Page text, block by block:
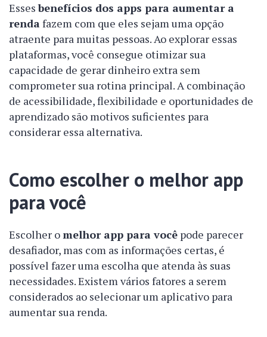
Essesbenefícios dos apps para aumentar a
rendafazem com que eles sejam uma opção
atraente para muitas pessoas. Ao explorar essas
plataformas, você consegue otimizar sua
capacidade de gerar dinheiro extra sem
comprometer sua rotina principal. A combinação
de acessibilidade, flexibilidade e oportunidades de
aprendizado são motivos suficientes para
considerar essa alternativa.
Como escolher o melhor app
para você
Escolher omelhor app para você pode parecer
desafiador, mas com as informações certas, é
possível fazer uma escolha que atenda às suas
necessidades. Existem vários fatores a serem
considerados ao selecionar um aplicativo para
aumentar sua renda.